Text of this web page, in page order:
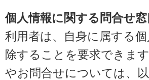
個人情報に関する問合せ窓
利用者は、自身に属する
除することを要求できま
やお問合せについては、